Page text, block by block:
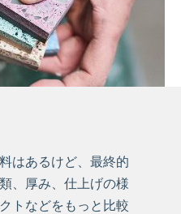
はあるけど、最終的
、厚み、仕上げの様
トなどをもっと比較